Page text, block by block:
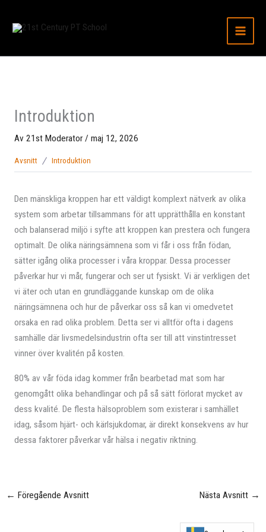
Introduktion
Av 21st Moderator/ maj 12, 2026
Avsnitt Introduktion
Den mänskliga kroppen har ett väldigt komplext nätverk av olika
system som arbetar tillsammans för att upprätthålla en konstant
och balanserad miljö i syfte att kroppen kan prestera och fungera
optimalt. De olika näringsämnena som vi får i oss från födan,
sätter igång olika processer i våra kroppar. Dessa processer
påverkar hur vi mår, fungerar och ser ut fysiskt. Vi är verkligen det
vi äter och utan en grundläggande kunskap om de olika
näringsämnena och hur de påverkar oss så kan vi omedvetet
orsaka en rad olika problem. Detta ser vi alltför ofta i dagens
samhälle där livsmedelsindustrin ofta ser till att vinstintresset
vinner över kvalitén på kosten.
80% av vår föda idag kommer från bearbetad mat som har
genomgått olika behandlingar och på så sätt förlorat mycket av
dess kvalité. De flesta hälsoproblem som existerar i samhället
idag, såsom hjärt- och kärlsjukdomar, är direkt konsekvens av hur
dessa faktorer påverkar vår hälsa i negativ riktning.
← Föregående Avsnitt Nästa Avsnitt →